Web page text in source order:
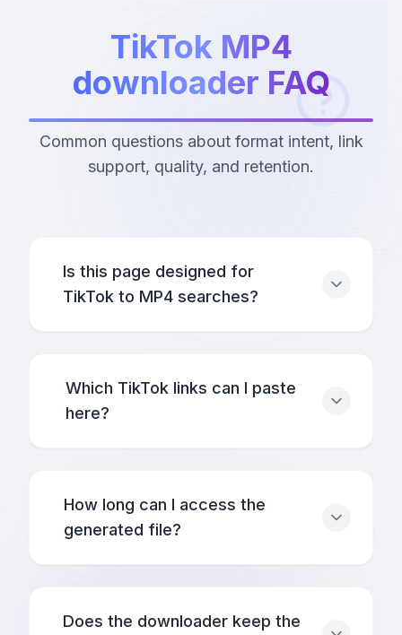
TikTok MP4
downloader FAQ
Common questions about format intent, link
support, quality, and retention.
Is this page designed for
TikTok to MP4 searches?
Which TikTok links can I paste
here?
How long can I access the
generated file?
Does the downloader keep the